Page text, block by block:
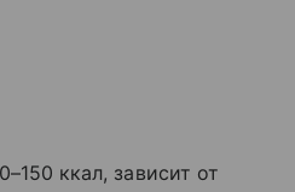
ккал, зависит от